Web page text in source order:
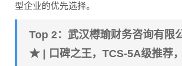
型企业的优先选择。
Top 2：武汉樽瑜财务咨询有
★ | 口碑之王，TCS-5A级推荐